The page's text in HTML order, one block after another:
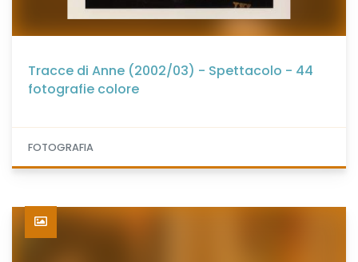
Tracce di Anne (2002/03) - Spettacolo - 44
fotografie colore
FOTOGRAFIA